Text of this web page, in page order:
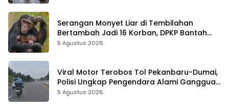
Serangan Monyet Liar di Tembilahan
Bertambah Jadi 16 Korban, DPKP Bantah
Video Gerombolan Viral
5 Agustus 2026
Viral Motor Terobos Tol Pekanbaru-Dumai,
Polisi Ungkap Pengendara Alami Gangguan
Usai Kecelakaan
5 Agustus 2026